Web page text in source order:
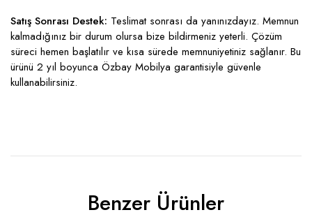
Satış Sonrası Destek: Teslimat sonrası da yanınızdayız. Memnun
kalmadığınız bir durum olursa bize bildirmeniz yeterli. Çözüm
süreci hemen başlatılır ve kısa sürede memnuniyetiniz sağlanır. Bu
ürünü 2 yıl boyunca Özbay Mobilya garantisiyle güvenle
kullanabilirsiniz.
Benzer Ürünler